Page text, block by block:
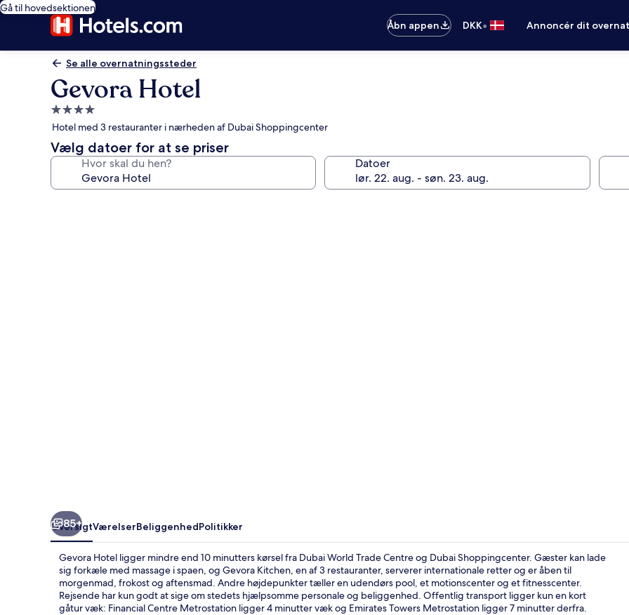
Gå til hovedsektionen
Åbn appen
DKK• Annoncér dit
Se alle overnatningssteder
Gevora Hotel
4.0-
stjernet
overnatningssted
Hotel med 3 restauranter i nærheden af Dubai Shoppingcenter
Vælg datoer for at se priser
Hvor skal du hen? Datoer
Udendørs
85+
OversigtVærelserBeliggenhedPolitikker
Gevora Hotel ligger mindre end 10 minutters kørsel fra Dubai World Trade Centre og Dubai Shoppingcenter. Gæster kan lade
sig forkæle med massage i spaen, og Gevora Kitchen, en af 3 restauranter, serverer internationale retter og er åben til
morgenmad, frokost og aftensmad. Andre højdepunkter tæller en udendørs pool, et motionscenter og et fitnesscenter.
Rejsende har kun godt at sige om stedets hjælpsomme personale og beliggenhed. Offentlig transport ligger kun en kort
gåtur væk: Financial Centre Metrostation ligger 4 minutter væk og Emirates Towers Metrostation ligger 7 minutter derfra.